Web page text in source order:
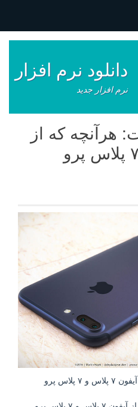
دانلود نرم افزار
نرم افزار جدید
هرآنچه که از
آیفون ۷ پلاس و ۷ پلاس پرو
جمع بندی شایعات: هرآنچه که از آیفون ۷ پلاس و ۷ پلاس پرو